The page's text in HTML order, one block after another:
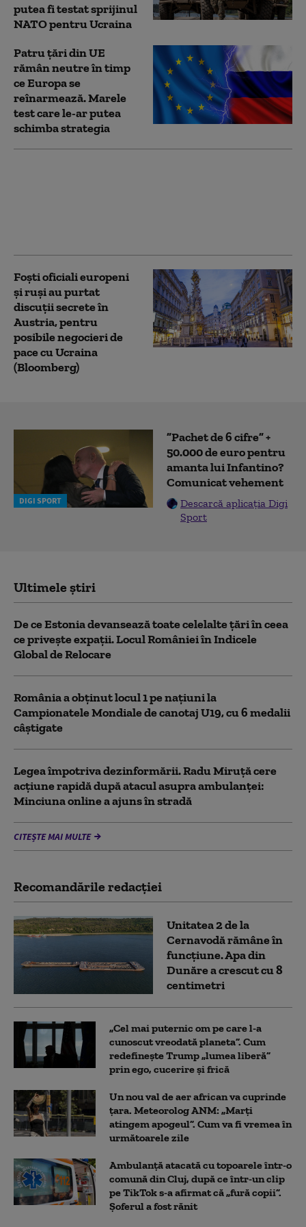
putea fi testat sprijinul
NATO pentru Ucraina
Patru țări din UE
rămân neutre în timp
ce Europa se
reînarmează. Marele
test care le-ar putea
schimba strategia
Foști oficiali europeni
și ruși au purtat
discuții secrete în
Austria, pentru
posibile negocieri de
pace cu Ucraina
(Bloomberg)
DIGI SPORT
”Pachet de 6 cifre” +
50.000 de euro pentru
amanta lui Infantino?
Comunicat vehement
Descarcă aplicația Digi
Sport
Ultimele știri
De ce Estonia devansează toate celelalte țări în ceea
ce privește expații. Locul României în Indicele
Global de Relocare
România a obținut locul 1 pe naţiuni la
Campionatele Mondiale de canotaj U19, cu 6 medalii
câștigate
Legea împotriva dezinformării. Radu Miruță cere
acțiune rapidă după atacul asupra ambulanței:
Minciuna online a ajuns în stradă
CITEȘTE MAI MULTE
Recomandările redacţiei
Unitatea 2 de la
Cernavodă rămâne în
funcțiune. Apa din
Dunăre a crescut cu 8
centimetri
„Cel mai puternic om pe care l-a
cunoscut vreodată planeta”. Cum
redefinește Trump „lumea liberă”
prin ego, cucerire și frică
Un nou val de aer african va cuprinde
țara. Meteorolog ANM: „Marți
atingem apogeul”. Cum va fi vremea în
următoarele zile
Ambulanţă atacată cu topoarele într-o
comună din Cluj, după ce într-un clip
pe TikTok s-a afirmat că „fură copii”.
Șoferul a fost rănit